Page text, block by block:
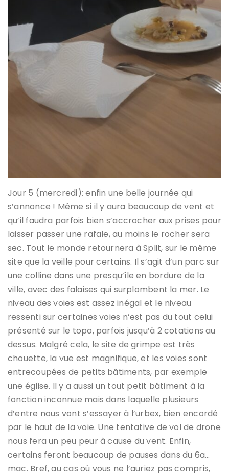
Jour 5 (mercredi): enfin une belle journée qui
s’annonce ! Même si il y aura beaucoup de vent et
qu’il faudra parfois bien s’accrocher aux prises pour
laisser passer une rafale, au moins le rocher sera
sec. Tout le monde retournera à Split, sur le même
site que la veille pour certains. Il s’agit d’un parc sur
une colline dans une presqu’île en bordure de la
ville, avec des falaises qui surplombent la mer. Le
niveau des voies est assez inégal et le niveau
ressenti sur certaines voies n’est pas du tout celui
présenté sur le topo, parfois jusqu’à 2 cotations au
dessus. Malgré cela, le site de grimpe est très
chouette, la vue est magnifique, et les voies sont
entrecoupées de petits bâtiments, par exemple
une église. Il y a aussi un tout petit bâtiment à la
fonction inconnue mais dans laquelle plusieurs
d’entre nous vont s’essayer à l’urbex, bien encordé
par le haut de la voie. Une tentative de vol de drone
nous fera un peu peur à cause du vent. Enfin,
certains feront beaucoup de pauses dans du 6a…
mac. Bref, au cas où vous ne l’auriez pas compris,